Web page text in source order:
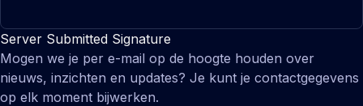
Server Submitted Signature
Mogen we je per e-mail op de hoogte houden over
nieuws, inzichten en updates? Je kunt je contactgegevens
op elk moment bijwerken.